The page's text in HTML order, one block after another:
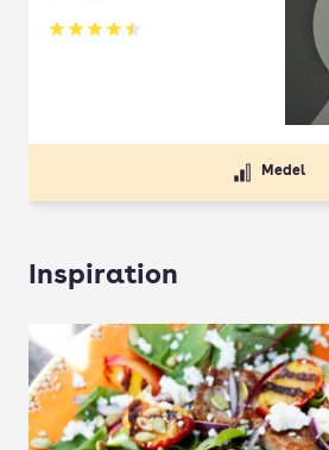
Betyg: 4.5 av 5
Medel
Inspiration